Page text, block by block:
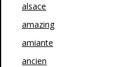
alsace
amazing
amiante
ancien